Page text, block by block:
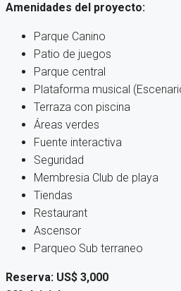
Amenidades del proyecto:
Parque Canino
Patio de juegos
Parque central
Plataforma musical
Terraza con piscina
Áreas verdes
Fuente interactiva
Seguridad
Membresia Club de playa
Tiendas
Restaurant
Ascensor
Parqueo Sub terraneo
Reserva: US$ 3,000